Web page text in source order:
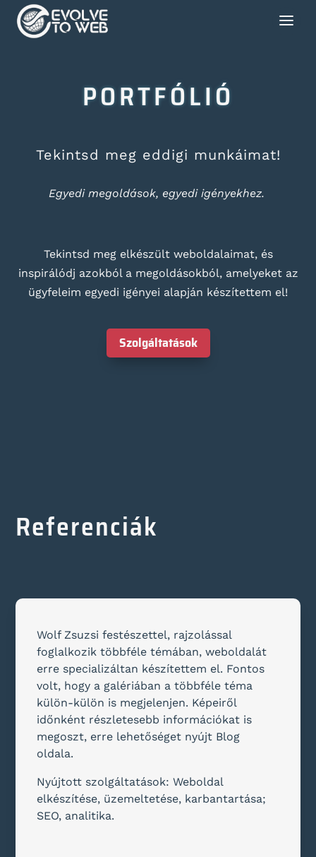
PORTFÓLIÓ
Tekintsd meg eddigi munkáimat!
Egyedi megoldások, egyedi igényekhez.
Tekintsd meg elkészült weboldalaimat, és
inspirálódj azokból a megoldásokból, amelyeket az
ügyfeleim egyedi igényei alapján készítettem el!
Szolgáltatások
Referenciák
Wolf Zsuzsi festészettel, rajzolással
foglalkozik többféle témában, weboldalát
erre specializáltan készítettem el. Fontos
volt, hogy a galériában a többféle téma
külön-külön is megjelenjen. Képeiről
időnként részletesebb információkat is
megoszt, erre lehetőséget nyújt Blog
oldala.
Nyújtott szolgáltatások: Weboldal
elkészítése, üzemeltetése, karbantartása;
SEO, analitika.